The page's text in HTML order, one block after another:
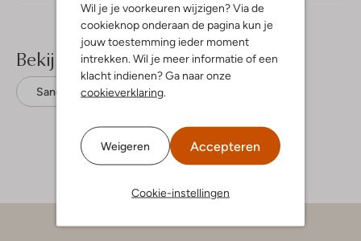
Wil je je voorkeuren wijzigen? Via de
cookieknop onderaan de pagina kun je
jouw toestemming ieder moment
intrekken. Wil je meer informatie of een
klacht indienen? Ga naar onze
cookieverklaring.
Weigeren Accepteren
Cookie-instellingen
Bekijk meer
Sandalen Fitflop